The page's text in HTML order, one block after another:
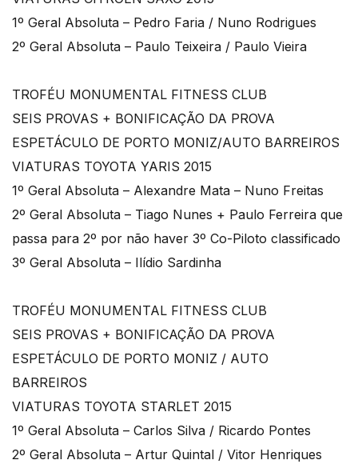
1º Geral Absoluta – Pedro Faria / Nuno Rodrigues
2º Geral Absoluta – Paulo Teixeira / Paulo Vieira
TROFÉU MONUMENTAL FITNESS CLUB
SEIS PROVAS + BONIFICAÇÃO DA PROVA
ESPETÁCULO DE PORTO MONIZ/AUTO BARREIROS
VIATURAS TOYOTA YARIS 2015
1º Geral Absoluta – Alexandre Mata – Nuno Freitas
2º Geral Absoluta – Tiago Nunes + Paulo Ferreira que
passa para 2º por não haver 3º Co-Piloto classificado
3º Geral Absoluta – Ilídio Sardinha
TROFÉU MONUMENTAL FITNESS CLUB
SEIS PROVAS + BONIFICAÇÃO DA PROVA
ESPETÁCULO DE PORTO MONIZ / AUTO
BARREIROS
VIATURAS TOYOTA STARLET 2015
1º Geral Absoluta – Carlos Silva / Ricardo Pontes
2º Geral Absoluta – Artur Quintal / Vitor Henriques